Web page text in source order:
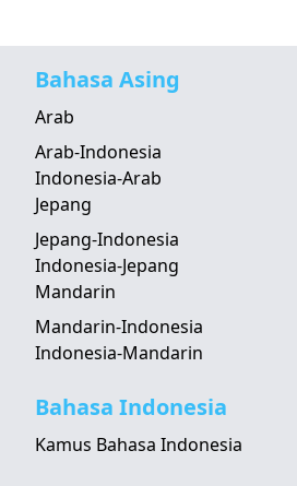
Bahasa Asing
Arab
Arab-Indonesia
Indonesia-Arab
Jepang
Jepang-Indonesia
Indonesia-Jepang
Mandarin
Mandarin-Indonesia
Indonesia-Mandarin
Bahasa Indonesia
Kamus Bahasa Indonesia